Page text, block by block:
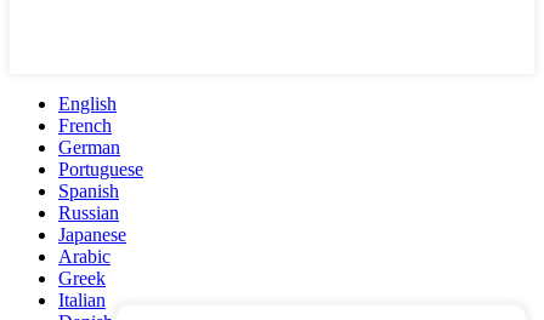
English
French
German
Portuguese
Spanish
Russian
Japanese
Arabic
Greek
Italian